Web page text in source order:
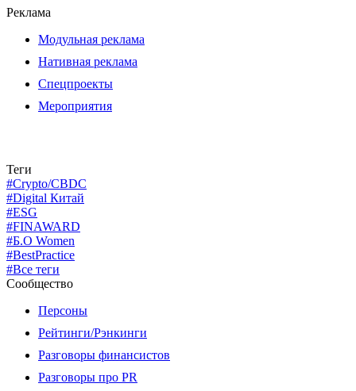
Реклама
Модульная реклама
Нативная реклама
Спецпроекты
Мероприятия
Теги
#Crypto/CBDC
#Digital Китай
#ESG
#FINAWARD
#Б.О Women
#BestPractice
#Все теги
Сообщество
Персоны
Рейтинги/Рэнкинги
Разговоры финансистов
Разговоры про PR